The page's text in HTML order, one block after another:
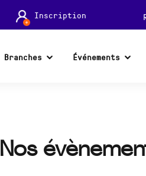
Inscription
Branches Événements
Nos